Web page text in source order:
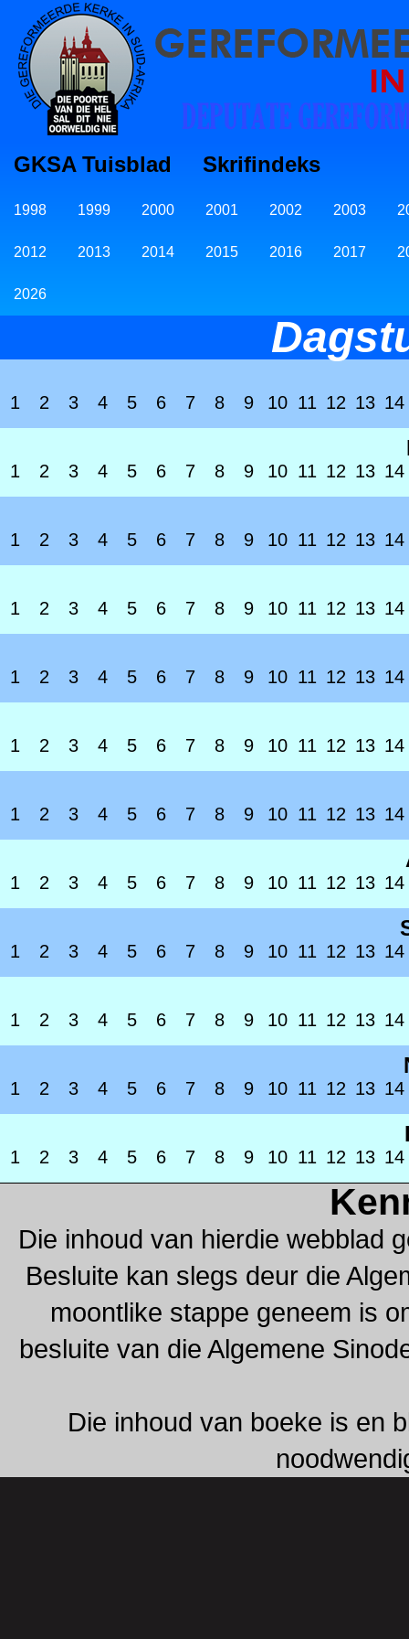
GKSA Tuisblad Skrifindeks
1998 1999 2000 2001 2002 2003
2012 2013 2014 2015 2016 2017
2026
1 2 3 4 5 6 7 8 9 10 11 12 13 14
1 2 3 4 5 6 7 8 9 10 11 12 13 14
1 2 3 4 5 6 7 8 9 10 11 12 13 14
1 2 3 4 5 6 7 8 9 10 11 12 13 14
1 2 3 4 5 6 7 8 9 10 11 12 13 14
1 2 3 4 5 6 7 8 9 10 11 12 13 14
1 2 3 4 5 6 7 8 9 10 11 12 13 14
1 2 3 4 5 6 7 8 9 10 11 12 13 14
1 2 3 4 5 6 7 8 9 10 11 12 13 14
1 2 3 4 5 6 7 8 9 10 11 12 13 14
1 2 3 4 5 6 7 8 9 10 11 12 13 14
1 2 3 4 5 6 7 8 9 10 11 12 13 14
Die inhoud van hierdie webblad
Besluite kan slegs deur die
moontlike stappe geneem is
besluite van die Algemene
Die inhoud van boeke is en